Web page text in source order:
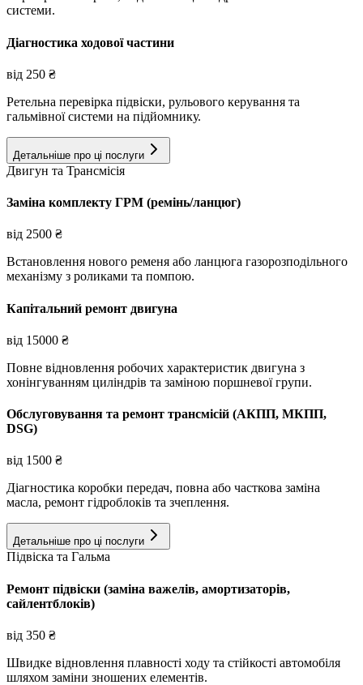
системи.
Діагностика ходової частини
від 250 ₴
Ретельна перевірка підвіски, рульового керування та
гальмівної системи на підйомнику.
Детальніше про ці послуги
Двигун та Трансмісія
Заміна комплекту ГРМ (ремінь/ланцюг)
від 2500 ₴
Встановлення нового ременя або ланцюга газорозподільного
механізму з роликами та помпою.
Капітальний ремонт двигуна
від 15000 ₴
Повне відновлення робочих характеристик двигуна з
хонінгуванням циліндрів та заміною поршневої групи.
Обслуговування та ремонт трансмісій (АКПП, МКПП,
DSG)
від 1500 ₴
Діагностика коробки передач, повна або часткова заміна
масла, ремонт гідроблоків та зчеплення.
Детальніше про ці послуги
Підвіска та Гальма
Ремонт підвіски (заміна важелів, амортизаторів,
сайлентблоків)
від 350 ₴
Швидке відновлення плавності ходу та стійкості автомобіля
шляхом заміни зношених елементів.